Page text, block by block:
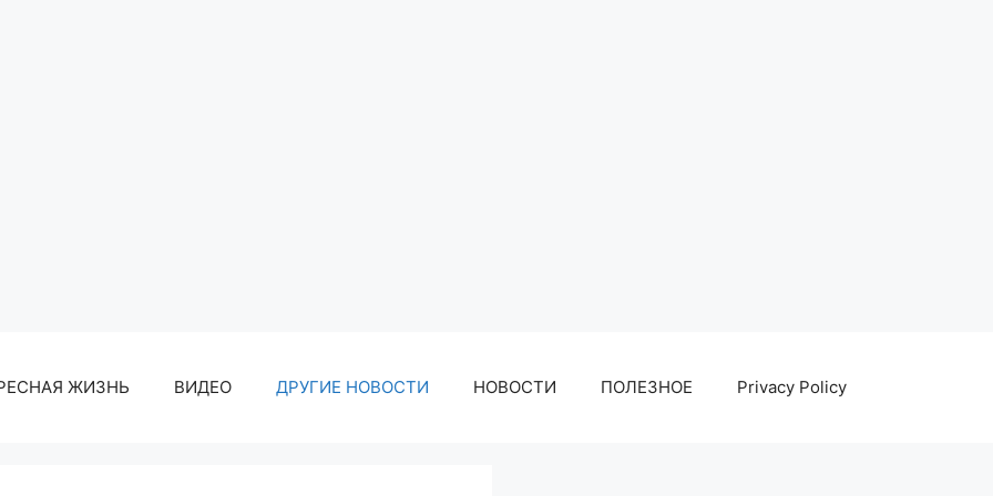
ЖИЗНЬ ВИДЕО ДРУГИЕ НОВОСТИ НОВОСТИ ПОЛЕЗНОЕ Privacy Policy